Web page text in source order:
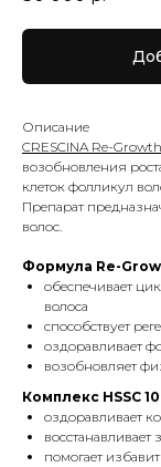
Описание
CRESCINA Re-Growth
возобновления
клеток фолликул
Препарат
волос.
Формула Re-
обеспечивает
волоса
способствует
оздоравливает
возобновляет
Комплекс HSSC
оздоравливает
помогает